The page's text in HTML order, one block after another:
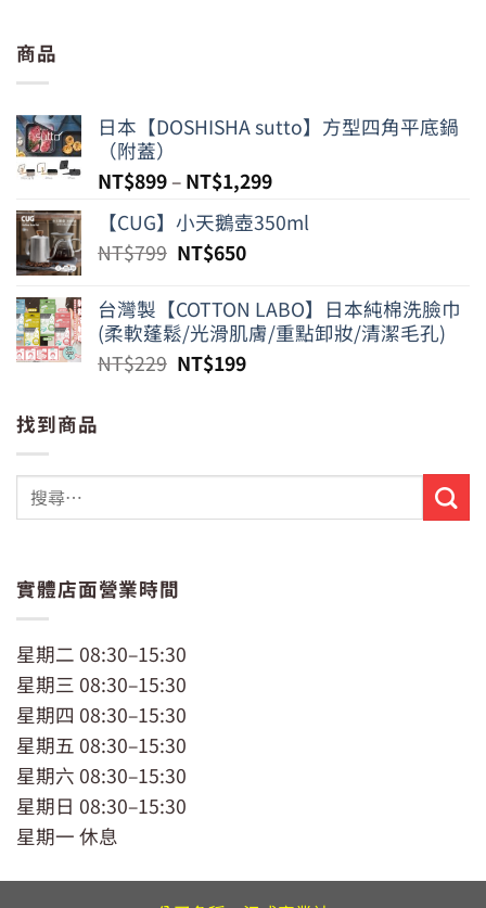
商品
日本【DOSHISHA sutto】方型四角平底鍋
（附蓋）
NT$899– NT$1,299
【CUG】小天鵝壺350ml
NT$799 原
價
格：
NT$799。
NT$650目
價
格：
NT$650。
台灣製【COTTON LABO】日本純棉洗臉巾
(柔軟蓬鬆/光滑肌膚/重點卸妝/清潔毛孔)
NT$229 原
NT$199目
找到商品
實體店面營業時間
星期二 08:30–15:30
星期三 08:30–15:30
星期四 08:30–15:30
星期五 08:30–15:30
星期六 08:30–15:30
星期日 08:30–15:30
星期一 休息